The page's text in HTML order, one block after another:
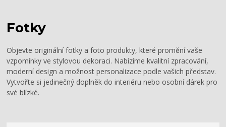
Fotky
Objevte originální fotky a foto produkty, které promění vaše
vzpomínky ve stylovou dekoraci. Nabízíme kvalitní zpracování,
moderní design a možnost personalizace podle vašich představ.
Vytvořte si jedinečný doplněk do interiéru nebo osobní dárek pro
své blízké.